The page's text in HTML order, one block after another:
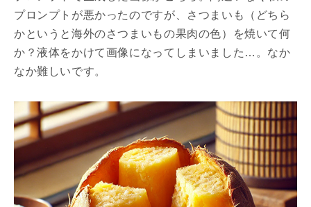
プロンプトが悪かったのですが、さつまいも（どちら
かというと海外のさつまいもの果肉の色）を焼いて何
か？液体をかけて画像になってしまいました…。なか
なか難しいです。